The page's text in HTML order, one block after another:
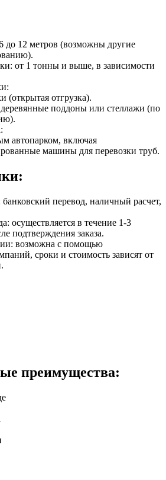
до 12 метров (возможны другие
от 1 тонны и выше, в зависимости
(открытая отгрузка).
поддоны или стеллажи (по
автопарком, включая
машины для перевозки труб.
перевод, наличный расчет,
осуществляется в течение 1-3
подтверждения заказа.
возможна с помощью
сроки и стоимость зависят от
преимущества: